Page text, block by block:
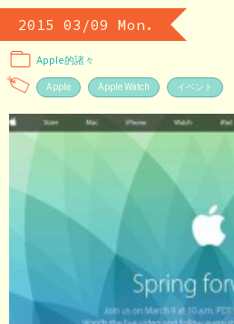
2015 03/09 Mon.
Apple的諸々
Apple Apple Watch イベント